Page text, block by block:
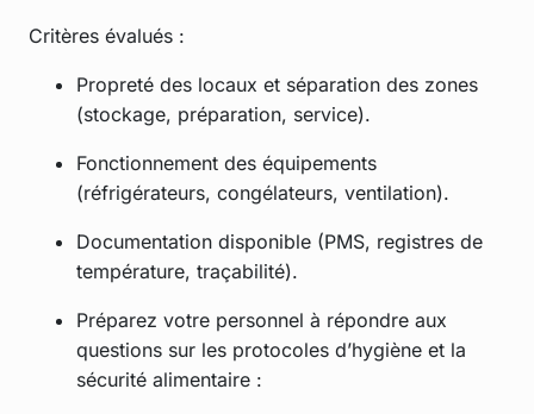
Critères évalués :
Propreté des locaux et séparation des zones
(stockage, préparation, service).
Fonctionnement des équipements
(réfrigérateurs, congélateurs, ventilation).
Documentation disponible (PMS, registres de
température, traçabilité).
Préparez votre personnel à répondre aux
questions sur les protocoles d’hygiène et la
sécurité alimentaire :